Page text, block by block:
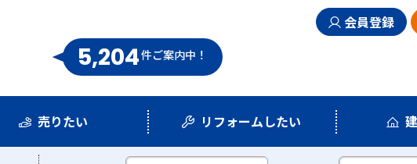
お住まい情報館
5,204件ご案内中！
会員登録
売りたい リフォームしたい
シミュレーション
リフォームプラン